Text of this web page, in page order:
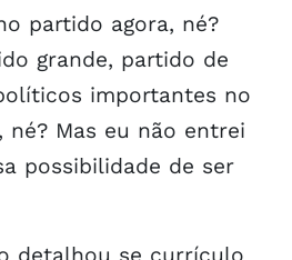
partido agora, né?
grande, partido de
importantes no
né? Mas eu não entrei
possibilidade de ser